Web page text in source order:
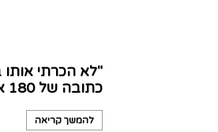
"לא הכרתי
כתובה של 180 אלף שקל
להמשך קריאה